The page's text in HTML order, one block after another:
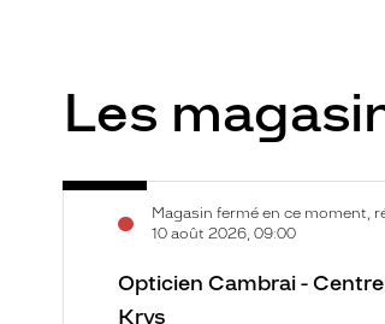
Les
Opticien
Cambrai
Centre
Magasin fermé en ce moment,
10 août 2026, 09:00
Voir
Opticien Cambrai -
Krys